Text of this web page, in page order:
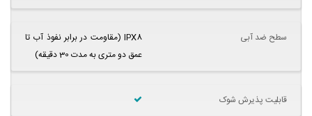
سطح ضد آبی
IPX8 (مقاومت در برابر نفوذ آب تا
عمق دو متری به مدت 30 دقیقه)
قابلیت پذیرش شوک